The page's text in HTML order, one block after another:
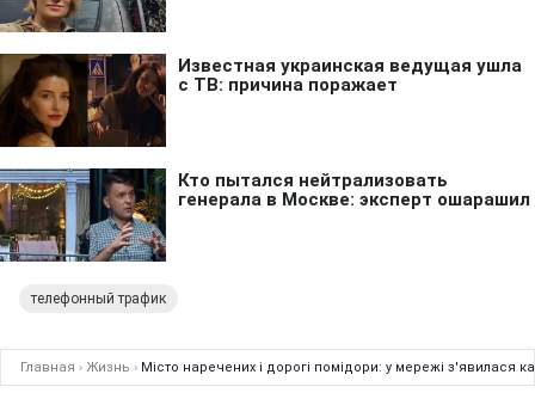
телефонный трафик
Главная › Жизнь › Місто наречених і дорогі помідори: у мережі з'явилася